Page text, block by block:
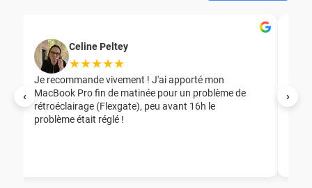
‹ ›
Celine Peltey
★★★★★
Je recommande vivement ! J'ai apporté mon
MacBook Pro fin de matinée pour un problème de
rétroéclairage (Flexgate), peu avant 16h le
problème était réglé !